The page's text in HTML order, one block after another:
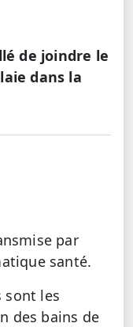
de joindre le
dans la
par
santé.
sont les
des bains de